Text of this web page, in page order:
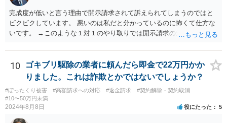
完成度が低いと言う理由で開示請求されて訴えられてしまうのではと
ビクビクしています。 悪いのは私だと分かっているのに怖くて仕方な
いです。 →このような１対１のやり取りでは開示請求の対象になりま
から、その点についてもご安心ください。 また、相手方に生じたの
が、どんなに高く見積もっても５万円ですから、それを考えると訴え
てもコスト的にどうかという問題があり、相手方が相談者様を訴える
可能性も低いように思います。
10
ゴキブリ駆除の業者に頼んだら即金で22万円かか
りました。これは詐欺とかではないでしょうか？
#ぼったくり被害 #高額請求への対応 #返金請求
#契約解除・契約取消
#10〜50万円未満
2024年8月8日 役にたった 5